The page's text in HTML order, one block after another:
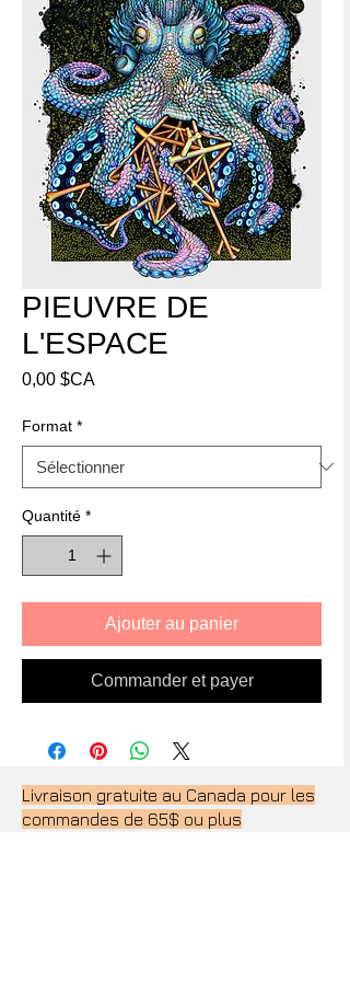
PIEUVRE DE
L'ESPACE
0,00 $CA
Format *
Quantité *
Ajouter au panier
Commander et payer
Livraison gratuite au Canada pour les
commandes de 65$ ou plus